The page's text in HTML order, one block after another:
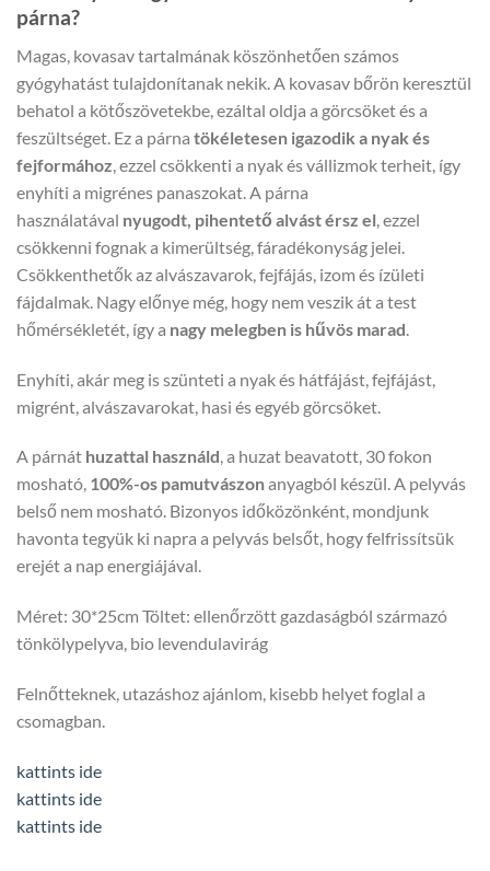
párna?
Magas, kovasav tartalmának köszönhetően számos
gyógyhatást tulajdonítanak nekik. A kovasav bőrön keresztül
behatol a kötőszövetekbe, ezáltal oldja a görcsöket és a
feszültséget. Ez a párna tökéletesen igazodik a nyak és
fejformához, ezzel csökkenti a nyak és vállizmok terheit, így
enyhíti a migrénes panaszokat. A párna
használatával nyugodt, pihentető alvást érsz el, ezzel
csökkenni fognak a kimerültség, fáradékonyság jelei.
Csökkenthetők az alvászavarok, fejfájás, izom és ízületi
fájdalmak. Nagy előnye még, hogy nem veszik át a test
hőmérsékletét, így a nagy melegben is hűvös marad.
Enyhíti, akár meg is szünteti a nyak és hátfájást, fejfájást,
migrént, alvászavarokat, hasi és egyéb görcsöket.
A párnát huzattal használd, a huzat beavatott, 30 fokon
mosható, 100%-os pamutvászonanyagból készül. A pelyvás
belső nem mosható. Bizonyos időközönként, mondjunk
havonta tegyük ki napra a pelyvás belsőt, hogy felfrissítsük
erejét a nap energiájával.
Méret: 30*25cm Töltet: ellenőrzött gazdaságból származó
tönkölypelyva, bio levendulavirág
Felnőtteknek, utazáshoz ajánlom, kisebb helyet foglal a
csomagban.
kattints ide
kattints ide
kattints ide